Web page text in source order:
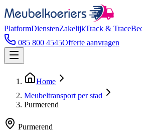
PlatformDienstenZakelijkTrack & Trace
085 800 4545Offerte aanvragen
Home
Meubeltransport per stad
Purmerend
Purmerend